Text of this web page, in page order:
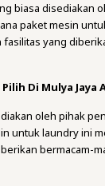
biasa disediakan
paket mesin
yang
Di Mulya Jaya
oleh pihak
untuk laundry ini
bermacam-